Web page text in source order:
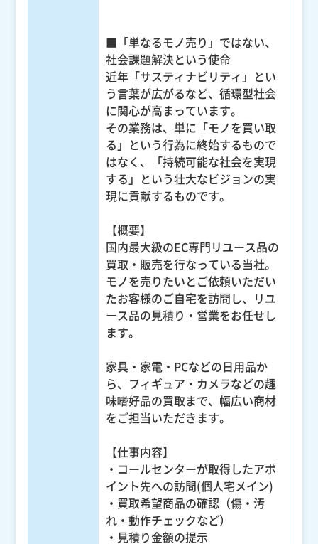
■「単なるモノ売り」ではない、
社会課題解決という使命
近年「サスティナビリティ」とい
う言葉が広がるなど、循環型社会
に関心が高まっています。
その業務は、単に「モノを買い取
る」という行為に終始するもので
はなく、「持続可能な社会を実現
する」という壮大なビジョンの実
現に貢献するものです。
【概要】
国内最大級のEC専門リユース品の
買取・販売を行なっている当社。
モノを売りたいとご依頼いただい
たお客様のご自宅を訪問し、リユ
ース品の見積り・営業をお任せし
ます。
家具・家電・PCなどの日用品か
ら、フィギュア・カメラなどの趣
味嗜好品の買取まで、幅広い商材
をご担当いただきます。
【仕事内容】
・コールセンターが取得したアポ
イント先への訪問(個人宅メイン)
・買取希望商品の確認（傷・汚
れ・動作チェックなど）
・見積り金額の提示